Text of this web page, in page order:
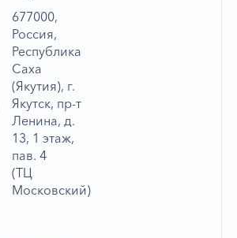
677000,
Россия,
Республика
Саха
(Якутия), г.
Якутск, пр-т
Ленина, д.
13, 1 этаж,
пав. 4
(ТЦ
Московский)